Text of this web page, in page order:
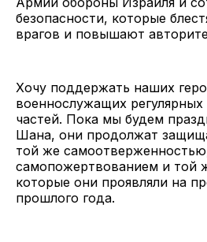
безопасности, которые
врагов и повышают
Хочу поддержать наших
военнослужащих
частей. Пока мы будем
Шана, они продолжат
той же
самопожертвованием и той
которые они проявляли на
прошлого года.